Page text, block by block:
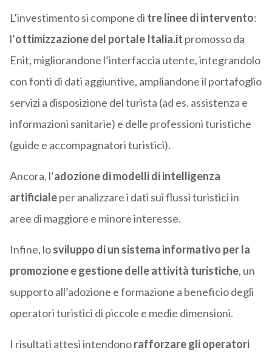
L’investimento si compone di tre linee di intervento:
l’ottimizzazione del portale Italia.it promosso da
Enit, migliorandone l’interfaccia utente, integrandolo
con fonti di dati aggiuntive, ampliandone il portafoglio
servizi a disposizione del turista (ad es. assistenza e
informazioni sanitarie) e delle professioni turistiche
(guide e accompagnatori turistici).
Ancora, l’adozione di modelli di intelligenza
artificialeper analizzare i dati sui flussi turistici in
aree di maggiore e minore interesse.
Infine, losviluppo di un sistema informativo per la
promozione e gestione delle attività turistiche, un
supporto all’adozione e formazione a beneficio degli
operatori turistici di piccole e medie dimensioni.
I risultati attesi intendonorafforzare gli operatori